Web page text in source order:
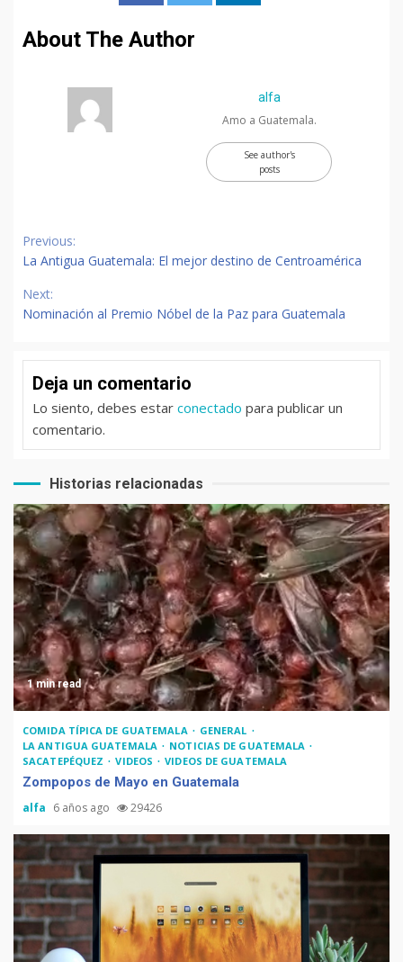
About The Author
alfa
Amo a Guatemala.
See author's
posts
Continue
Reading
Previous:
La Antigua Guatemala: El mejor destino de Centroamérica
Next:
Nominación al Premio Nóbel de la Paz para Guatemala
Deja un comentario
Lo siento, debes estar conectado para publicar un
comentario.
Historias relacionadas
1 min read
COMIDA TÍPICA DE GUATEMALA
GENERAL
LA ANTIGUA GUATEMALA
NOTICIAS DE GUATEMALA
SACATEPÉQUEZ
VIDEOS VIDEOS DE GUATEMALA
Zompopos de Mayo en Guatemala
alfa 6 años ago 29426